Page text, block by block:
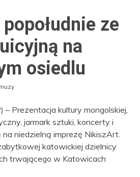
ze
na
osiedlu
– Prezentacja kultury mongolskiej,
jarmark sztuki, koncerty i
na niedzielną imprezę NikiszArt.
katowickiej dzielnicy
trwającego w Katowicach